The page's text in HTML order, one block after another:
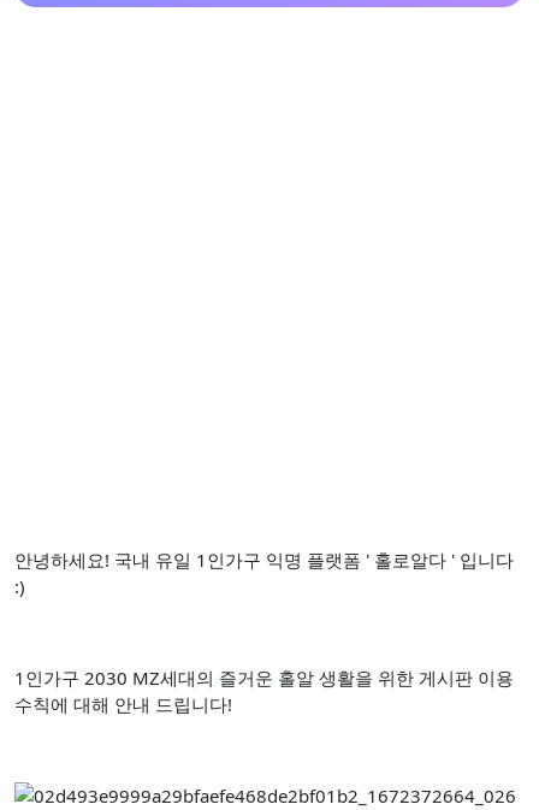
안녕하세요! 국내 유일 1인가구 익명 플랫폼 ' 홀로알다 ' 입니다
:)
1인가구 2030 MZ세대의 즐거운 홀알 생활을 위한 게시판 이용
수칙에 대해 안내 드립니다!